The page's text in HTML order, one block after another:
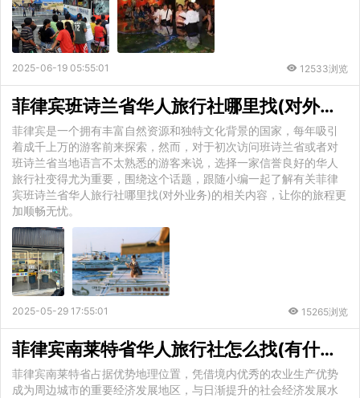
2025-06-19 05:55:01 12533浏览
菲律宾班诗兰省华人旅行社哪里找(对外业务)
菲律宾是一个拥有丰富自然资源和独特文化背景的国家，每年吸引
着成千上万的游客前来探索，然而，对于初次访问班诗兰省或者对
班诗兰省当地语言不太熟悉的游客来说，选择一家信誉良好的华人
旅行社变得尤为重要，围绕这个话题，跟随小编一起了解有关菲律
宾班诗兰省华人旅行社哪里找(对外业务)的相关内容，让你的旅程更
加顺畅无忧。
2025-05-29 17:55:01 15265浏览
菲律宾南莱特省华人旅行社怎么找(有什么业务)
菲律宾南莱特省占据优势地理位置，凭借境内优秀的农业生产优势
成为周边城市的重要经济发展地区，与日渐提升的社会经济发展水